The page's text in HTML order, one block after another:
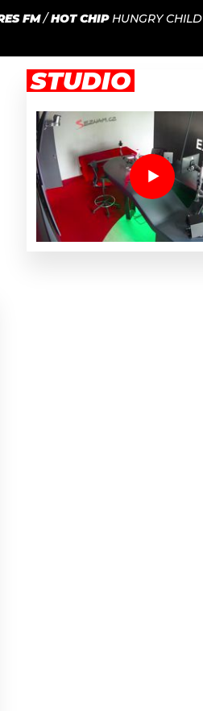
FM/HOT CHIP HUNGRY CHILD
STUDIO